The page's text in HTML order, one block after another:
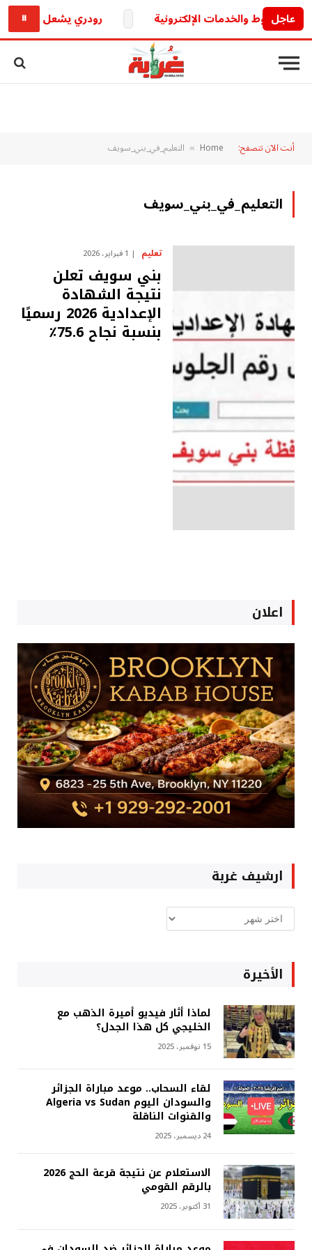
عاجل رودري يشعل ⏸
أنت الآن تتصفح: Home
» التعليم_في_بني_سويف
التعليم_في_بني_سويف
تعليم 1 فبراير، 2026
بني سويف تعلن
نتيجة الشهادة
الإعدادية 2026 رسميًا
بنسبة نجاح 75.6٪
اعلان
ارشيف غربة
ارشيف
غربة
الأخيرة
لماذا أثار فيديو أميرة الذهب مع
الخليجي كل هذا الجدل؟
15 نوفمبر، 2025
لقاء السحاب.. موعد مباراة الجزائر
والسودان اليوم Algeria vs Sudan
والقنوات الناقلة
24 ديسمبر، 2025
الاستعلام عن نتيجة قرعة الحج 2026
بالرقم القومي
31 أكتوبر، 2025